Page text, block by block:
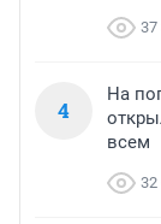
37
4
На
всем
32